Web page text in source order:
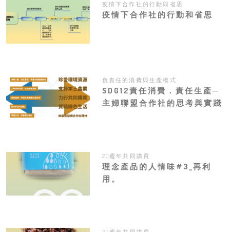
疫情下合作社的行動與省思
疫情下合作社的行動和省思
負責任的消費與生產模式
SDG12責任消費．責任生產─
主婦聯盟合作社的思考與實踐
20週年共同購買
理念產品的人情味#3_再利
用。